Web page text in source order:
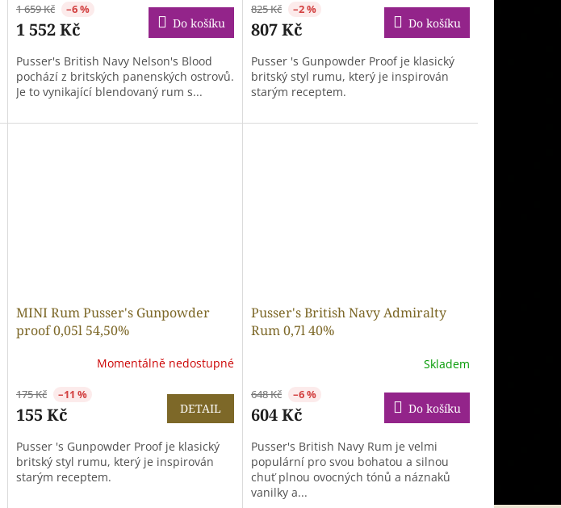
1 659 Kč –6 %
1 552 Kč Do košíku
Pusser's British Navy Nelson's Blood
pochází z britských panenských ostrovů.
Je to vynikající blendovaný rum s...
825 Kč –2 %
807 Kč Do košíku
Pusser 's Gunpowder Proof je klasický
britský styl rumu, který je inspirován
starým receptem.
MINI Rum Pusser's Gunpowder
proof 0,05l 54,50%
Momentálně nedostupné
175 Kč –11 %
155 Kč DETAIL
Pusser 's Gunpowder Proof je klasický
britský styl rumu, který je inspirován
starým receptem.
Pusser's British Navy Admiralty
Rum 0,7l 40%
Skladem
648 Kč –6 %
604 Kč Do košíku
Pusser's British Navy Rum je velmi
populární pro svou bohatou a silnou
chuť plnou ovocných tónů a náznaků
vanilky a...